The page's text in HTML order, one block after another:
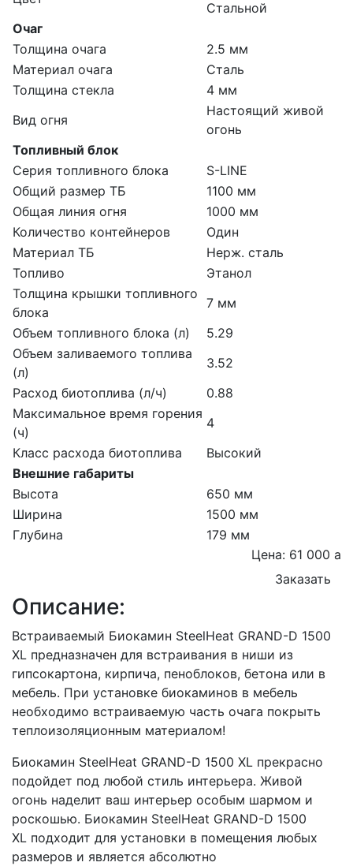
Стальной
Очаг
Толщина очага
2.5 мм
Материал очага
Сталь
Толщина стекла
4 мм
Вид огня
Настоящий живой
огонь
Топливный блок
Серия топливного блока
S-LINE
Общий размер ТБ
1100 мм
Общая линия огня
1000 мм
Количество контейнеров
Один
Материал ТБ
Нерж. сталь
Топливо
Этанол
Толщина крышки топливного
блока
7 мм
Объем топливного блока (л)
5.29
Объем заливаемого топлива
(л)
3.52
Расход биотоплива (л/ч)
0.88
Максимальное время горения
(ч)
4
Класс расхода биотоплива
Высокий
Внешние габариты
Высота
650 мм
Ширина
1500 мм
Глубина
179 мм
Цена: 61 000 a
Заказать
Описание:
Встраиваемый Биокамин SteelHeat GRAND-D 1500
XL предназначен для встраивания в ниши из
гипсокартона, кирпича, пеноблоков, бетона или в
мебель. При установке биокаминов в мебель
необходимо встраиваемую часть очага покрыть
теплоизоляционным материалом!
Биокамин SteelHeat GRAND-D 1500 XL прекрасно
подойдет под любой стиль интерьера. Живой
огонь наделит ваш интерьер особым шармом и
роскошью. Биокамин SteelHeat GRAND-D 1500
XL подходит для установки в помещения любых
размеров и является абсолютно